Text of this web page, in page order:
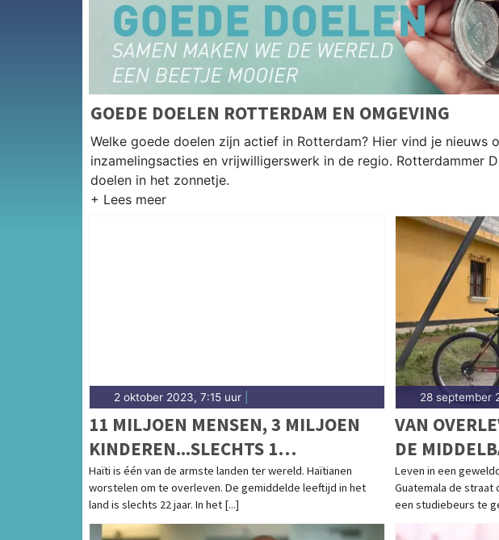
GOEDE DOELEN ROTTERDAM EN OMGEVING
Welke goede doelen zijn actief in Rotterdam? Hier vind je nieuws
inzamelingsacties en vrijwilligerswerk in de regio. Rotterdammer
doelen in het zonnetje.
2 oktober 2023, 7:15 uur
11 MILJOEN MENSEN, 3 MILJOEN
KINDEREN...SLECHTS 1
KINDERZIEKENHUIS
Haïti is één van de armste landen ter wereld. Haïtianen
worstelen om te overleven. De gemiddelde leeftijd in het
land is slechts 22 jaar. In het [...]
28 september
VAN
DE
Leven in een
Guatemala de straat
een studiebeurs te